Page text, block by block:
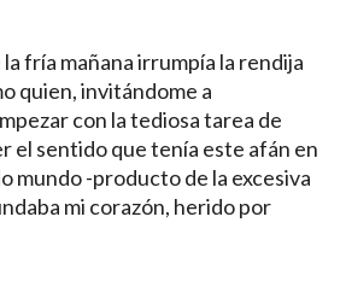
fría mañana irrumpía la rendija
quien, invitándome a
con la tediosa tarea de
el sentido que tenía este afán en
mundo -producto de la excesiva
mi corazón, herido por